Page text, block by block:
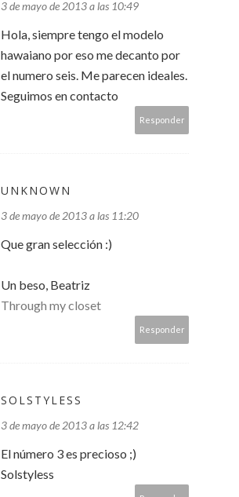
3 de mayo de 2013 a las 10:49
Hola, siempre tengo el modelo
hawaiano por eso me decanto por
el numero seis. Me parecen ideales.
Seguimos en contacto
Responder
UNKNOWN
3 de mayo de 2013 a las 11:20
Que gran selección :)
Un beso, Beatriz
Through my closet
Responder
SOLSTYLESS
3 de mayo de 2013 a las 12:42
El número 3 es precioso ;)
Solstyless